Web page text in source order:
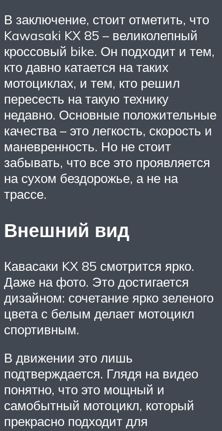
В заключение, стоит отметить, что
Kawasaki KX 85 – великолепный
кроссовый bike. Он подходит и тем,
кто давно катается на таких
мотоциклах, и тем, кто решил
пересесть на такую технику
недавно. Основные положительные
качества – это легкость, скорость и
маневренность. Но не стоит
забывать, что все это проявляется
на сухом бездорожье, а не на
трассе.
Внешний вид
Кавасаки KX 85 смотрится ярко.
Даже на фото. Это достигается
дизайном: сочетание ярко зеленого
цвета с белым делает мотоцикл
спортивным.
В движении это лишь
подтверждается. Глядя на видео
понятно, что это мощный и
самобытный мотоцикл, который
прекрасно подходит для